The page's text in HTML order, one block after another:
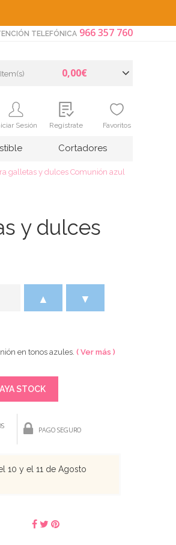
TELEFÓNICA 966 357 760
Item(s) 0,00€
Sesión Regístrate Favoritos
Cortadores
galletas y dulces Comunión azul
y dulces
▲ ▼
en tonos azules. ( Ver más )
STOCK
PAGO SEGURO
10 y el 11 de Agosto